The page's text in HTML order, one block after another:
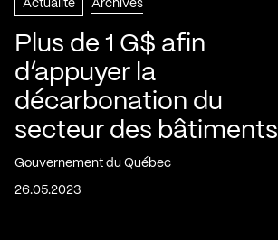
Actualité Archives
Plus de 1 G$ afin
d’appuyer la
décarbonation du
secteur des bâtiments
Gouvernement du Québec
26.05.2023